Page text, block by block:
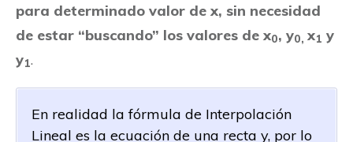
para determinado valor de x, sin necesidad
de estar “buscando” los valores de x0, y0, x1 y
y1.
En realidad la fórmula de Interpolación
Lineal es la ecuación de una recta y, por lo